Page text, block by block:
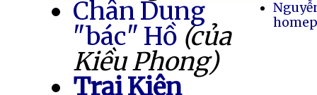
Chân Dung
"bác" Hồ (của
Kiều Phong)
Trại Kiên